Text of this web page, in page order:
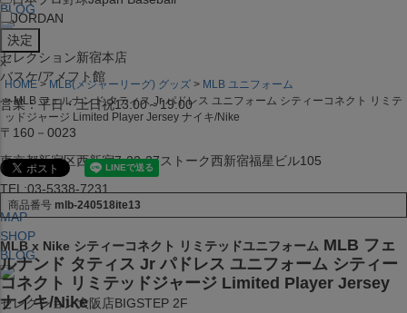
BLOG
セレクション新宿本店
バスケ/アメフト館
営業：平日・土日祝13:00～19:00
〒160－0023
東京都新宿区西新宿7-22-37ストーク西新宿福星ビル105
TEL:03-5338-7231
MAP
SHOP
BLOG
セレクション大阪店BIGSTEP 2F
JORDAN
x
HOME MLB(メジャーリーグ) グッズ
MLB ユニフォーム
MLB フェルナンド タティス Jr パドレス ユニフォーム シティーコネクト リミテ
ッドジャージ Limited Player Jersey ナイキ/Nike
商品番号 mlb-240518ite13
MLB x Nike シティーコネクト リミテッドユニフォーム MLB フェ
ルナンド タティス Jr パドレス ユニフォーム シティー
コネクト リミテッドジャージ Limited Player Jersey
ナイキ/Nike